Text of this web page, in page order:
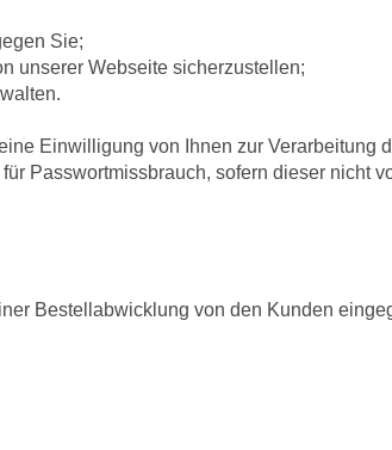
Sie;
unserer Webseite sicherzustellen;
Einwilligung von Ihnen zur Verarbeitung
Passwortmissbrauch, sofern dieser nicht
Bestellabwicklung von den Kunden